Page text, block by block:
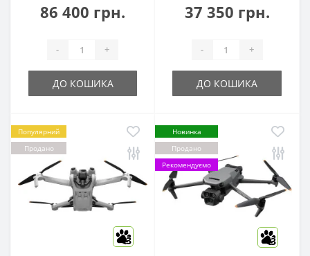
86 400 грн.
- +
ДО КОШИКА
37 350 грн.
- +
ДО КОШИКА
Популярний
Продано
3
Новинка
Продано
Рекомендуємо
3